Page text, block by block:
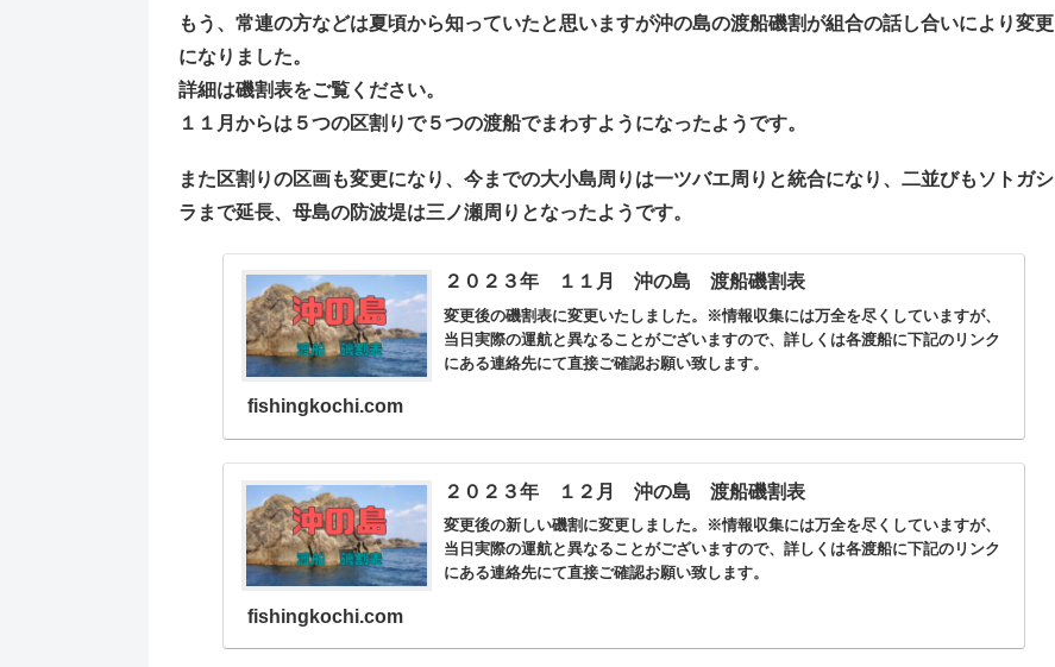
もう、常連の方などは夏頃から知っていたと思いますが沖の島の渡船磯割が組合の話し合いにより変更
になりました。
詳細は磯割表をご覧ください。
１１月からは５つの区割りで５つの渡船でまわすようになったようです。
また区割りの区画も変更になり、今までの大小島周りは一ツバエ周りと統合になり、二並びもソトガシ
ラまで延長、母島の防波堤は三ノ瀬周りとなったようです。
２０２３年 １１月 沖の島 渡船磯割表
変更後の磯割表に変更いたしました。※情報収集には万全を尽くしていますが、
当日実際の運航と異なることがございますので、詳しくは各渡船に下記のリンク
にある連絡先にて直接ご確認お願い致します。
fishingkochi.com
２０２３年 １２月 沖の島 渡船磯割表
変更後の新しい磯割に変更しました。※情報収集には万全を尽くしていますが、
当日実際の運航と異なることがございますので、詳しくは各渡船に下記のリンク
にある連絡先にて直接ご確認お願い致します。
fishingkochi.com